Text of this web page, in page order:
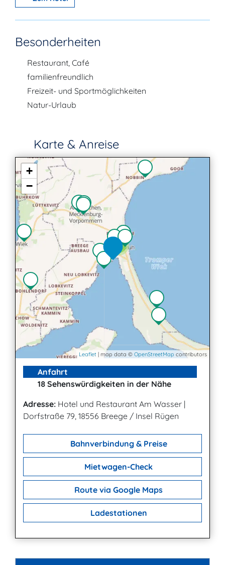
Besonderheiten
Restaurant, Café
familienfreundlich
Freizeit- und Sportmöglichkeiten
Natur-Urlaub
Karte & Anreise
+
−
Leaflet | map data © OpenStreetMap contributors
Anfahrt
18 Sehenswürdigkeiten in der Nähe
Adresse: Hotel und Restaurant Am Wasser |
Dorfstraße 79, 18556 Breege / Insel Rügen
Bahnverbindung & Preise
Mietwagen-Check
Route via Google Maps
Ladestationen